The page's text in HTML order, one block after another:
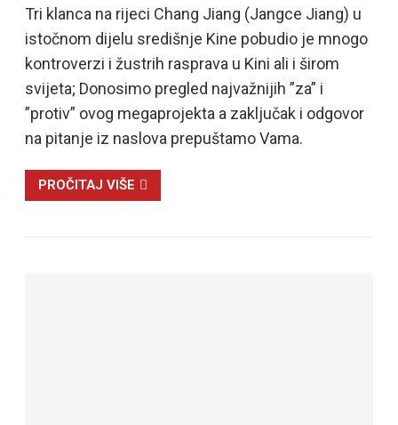
Tri klanca na rijeci Chang Jiang (Jangce Jiang) u
istočnom dijelu središnje Kine pobudio je mnogo
kontroverzi i žustrih rasprava u Kini ali i širom
svijeta; Donosimo pregled najvažnijih ”za” i
”protiv” ovog megaprojekta a zaključak i odgovor
na pitanje iz naslova prepuštamo Vama.
PROČITAJ VIŠE